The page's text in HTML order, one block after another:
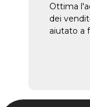
Ottima
dei
aiutato a